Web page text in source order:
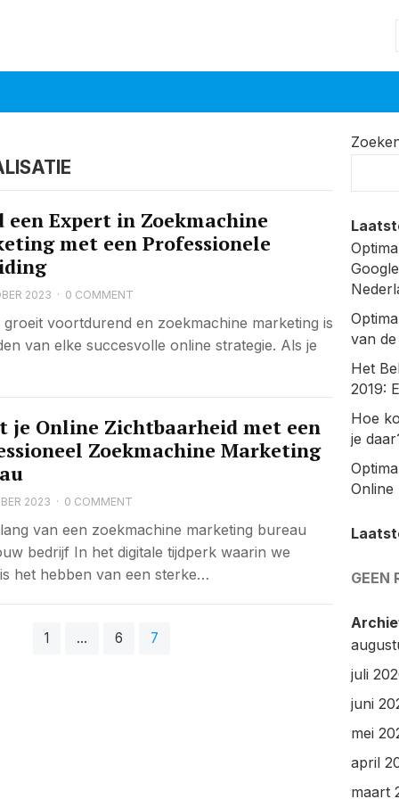
een Expert in Zoekmachine
met een Professionele
2023 · 0 COMMENT
voortdurend en zoekmachine marketing is
van elke succesvolle online strategie. Als je
je Online Zichtbaarheid met een
Zoekmachine Marketing
2023 · 0 COMMENT
van een zoekmachine marketing bureau
bedrijf In het digitale tijdperk waarin we
het hebben van een sterke…
1 … 6 7
van
Het
2019:
Hoe
je
Online
GEEN
juli
juni
mei
april
maart